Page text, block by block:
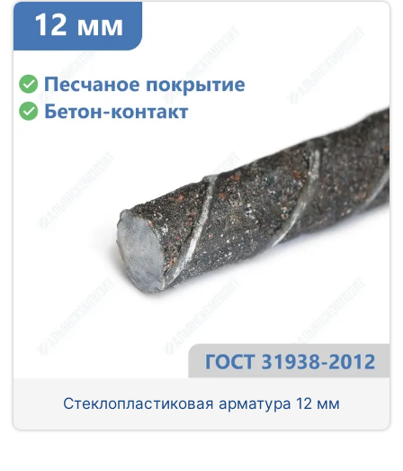
Стеклопластиковая арматура 12 мм